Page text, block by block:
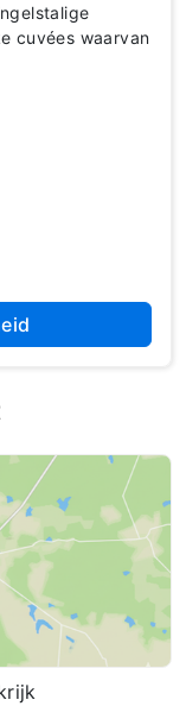
cuvées waarvan